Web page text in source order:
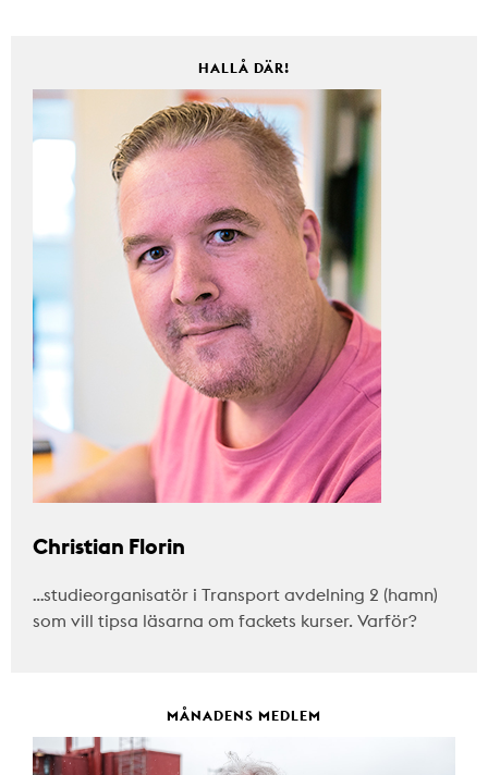
HALLÅ DÄR!
Christian Florin
…studieorganisatör i Transport avdelning 2 (hamn)
som vill tipsa läsarna om fackets kurser. Varför?
MÅNADENS MEDLEM